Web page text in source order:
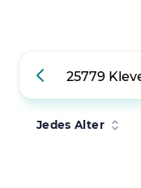
Jedes Alter